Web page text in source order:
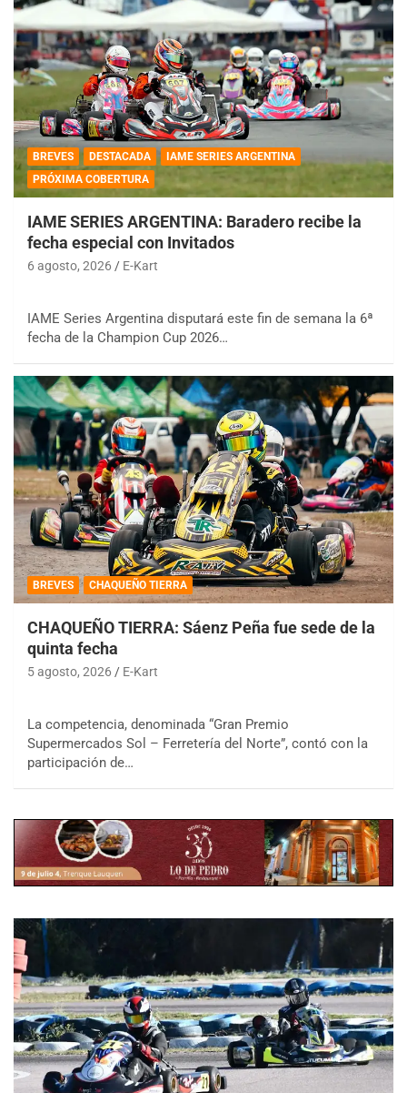
BREVES DESTACADA
IAME SERIES ARGENTINA
PRÓXIMA COBERTURA
IAME SERIES ARGENTINA: Baradero recibe la
fecha especial con Invitados
6 agosto, 2026 E-Kart
IAME Series Argentina disputará este fin de semana la 6ª
fecha de la Champion Cup 2026…
BREVES CHAQUEÑO TIERRA
CHAQUEÑO TIERRA: Sáenz Peña fue sede de la
quinta fecha
5 agosto, 2026 E-Kart
La competencia, denominada “Gran Premio
Supermercados Sol – Ferretería del Norte”, contó con la
participación de…